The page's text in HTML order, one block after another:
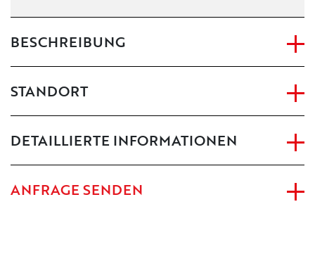
BESCHREIBUNG
STANDORT
DETAILLIERTE INFORMATIONEN
ANFRAGE SENDEN